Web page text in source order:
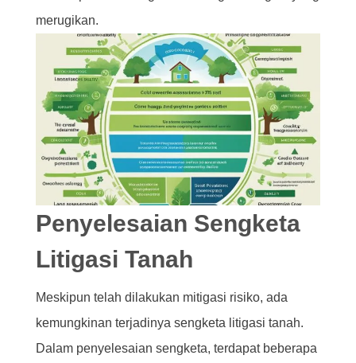
merugikan.
Penyelesaian Sengketa
Litigasi Tanah
Meskipun telah dilakukan mitigasi risiko, ada
kemungkinan terjadinya sengketa litigasi tanah.
Dalam penyelesaian sengketa, terdapat beberapa